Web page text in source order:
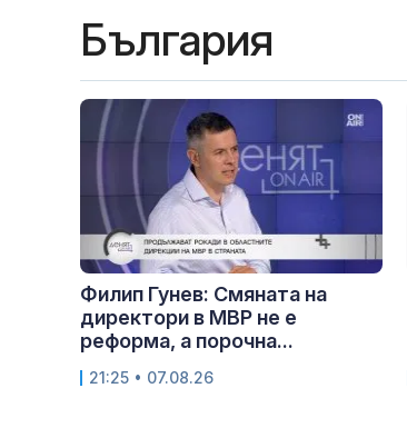
България
Филип Гунев: Смяната на
директори в МВР не е
реформа, а порочна...
21:25 • 07.08.26